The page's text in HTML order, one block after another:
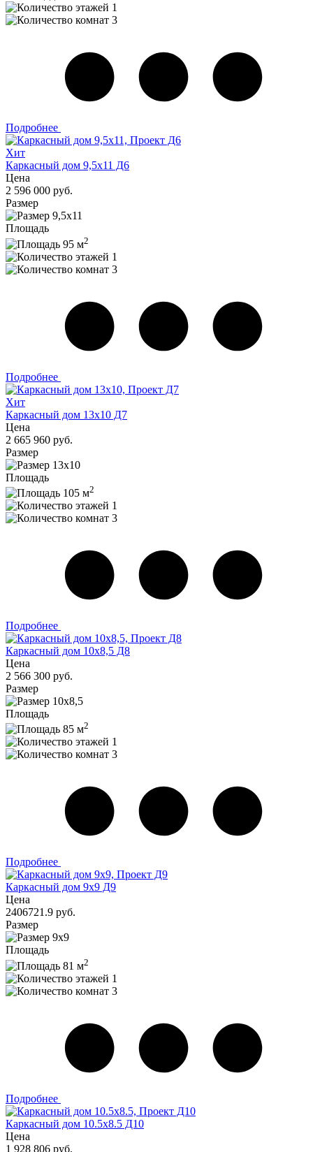
1
3
Подробнее
Хит
Каркасный дом 9,5x11 Д6
Цена
2 596 000 руб.
Размер
9,5x11
Площадь
95 м2
1
3
Подробнее
Хит
Каркасный дом 13x10 Д7
Цена
2 665 960 руб.
Размер
13x10
Площадь
105 м2
1
3
Подробнее
Каркасный дом 10x8,5 Д8
Цена
2 566 300 руб.
Размер
10x8,5
Площадь
85 м2
1
3
Подробнее
Каркасный дом 9х9 Д9
Цена
2406721.9 руб.
Размер
9х9
Площадь
81 м2
1
3
Подробнее
Каркасный дом 10.5х8.5 Д10
Цена
1 928 806 руб.